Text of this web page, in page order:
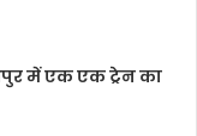
में एक एक ट्रेन का